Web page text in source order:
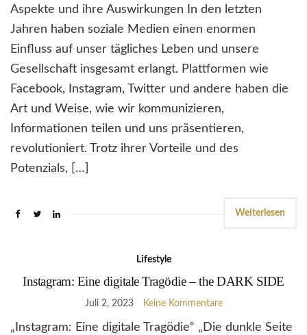
Aspekte und ihre Auswirkungen In den letzten
Jahren haben soziale Medien einen enormen
Einfluss auf unser tägliches Leben und unsere
Gesellschaft insgesamt erlangt. Plattformen wie
Facebook, Instagram, Twitter und andere haben die
Art und Weise, wie wir kommunizieren,
Informationen teilen und uns präsentieren,
revolutioniert. Trotz ihrer Vorteile und des
Potenzials, […]
Weiterlesen
Lifestyle
Instagram: Eine digitale Tragödie – the DARK SIDE
Juli 2, 2023 Keine Kommentare
„Instagram: Eine digitale Tragödie“ „Die dunkle Seite